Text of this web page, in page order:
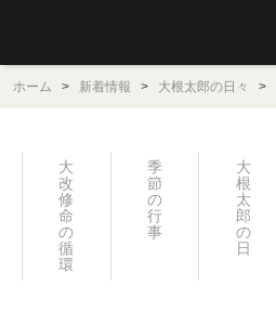
圓覚山 宗鏡寺（沢庵寺）
ホーム > 新着情報 > 大根太郎の日々 >
大
根
太
郎
の
日々
季
節
の
行
事
大
改
修
命
の
循
環